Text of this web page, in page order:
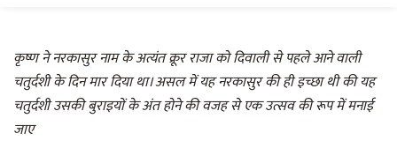
कृष्ण ने नरकासुर नाम के अत्यंत क्रूर राजा को दिवाली से पहले आने वाली
चतुर्दशी के दिन मार दिया था। असल में यह नरकासुर की ही इच्छा थी की यह
चतुर्दशी उसकी बुराइयों के अंत होने की वजह से एक उत्सव की रूप में मनाई
जाए